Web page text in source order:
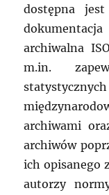
dostępna
archiwalna
m.in.
archiwami
archiwów
ich opisanego
autorzy